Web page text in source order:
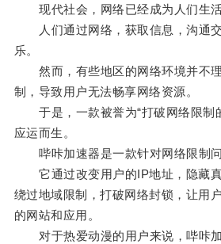
现代社会，网络已经成为人们生活
人们通过网络，获取信息，沟通交
乐。
然而，有些地区的网络环境并不理
制，导致用户无法畅享网络资源。
于是，一款被誉为“打破网络限制
应运而生。
哔咔加速器是一款针对网络限制问
它通过改变用户的IP地址，隐藏真
绕过地域限制，打破网络封锁，让用
的网站和应用。
对于热爱动漫的用户来说，哔咔加